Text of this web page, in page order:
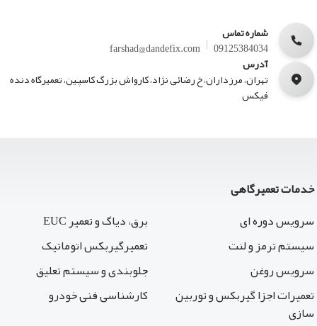
شماره تماس
09125384034
farshad@dandefix.com
آدرس
تهران، مرزداران، خ رضائی نژاد، کارواش بزرگ کاسپین، تعمیرگاه دنده
فیکس
خدمات تعمیرگاهی
سرویس دوره ای
برق، دیاگ و تعمیر EUC
سیستم ترمز و لنت
تعمیرگیربکس اتوماتیک
سرویس روغن
جلوبندی و سیستم تعلیق
تعمیرات اجزا گیربکس و توربین
سازی
کارشناسی فنی خودرو